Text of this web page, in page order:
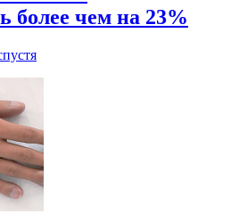
более чем на 23%